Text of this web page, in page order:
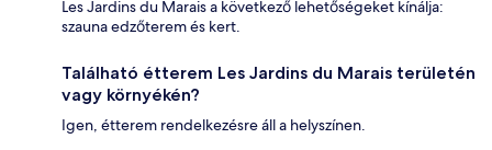
Les Jardins du Marais a következő lehetőségeket kínálja:
szauna edzőterem és kert.
Található étterem Les Jardins du Marais területén
vagy környékén?
Igen, étterem rendelkezésre áll a helyszínen.